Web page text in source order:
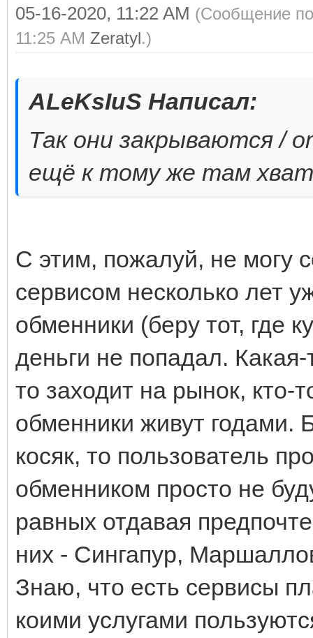
05-16-2020, 11:22 AM (Сообщение
11:25 AM Zeratyl.)
ALeKsIuS Написал:
Так они закрываются /
ещё к тому же там
С этим, пожалуй, не могу
сервисом несколько лет
обменники (беру тот, где
деньги не попадал.
то заходит на рынок, кто-
обменники живут годами.
косяк, то пользователь
обменником просто не
равных отдавая
них - Сингапур,
Знаю, что есть сервисы
коими услугами